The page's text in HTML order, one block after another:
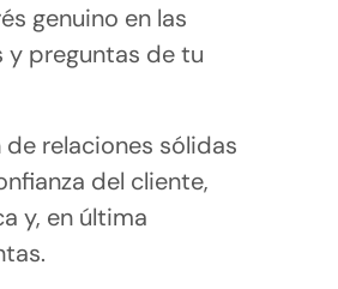
genuino en las
preguntas de tu
relaciones sólidas
del cliente,
y, en última